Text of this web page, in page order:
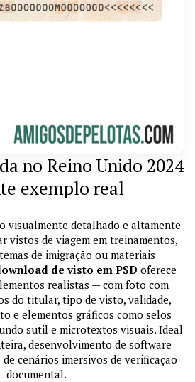
no Reino Unido 2024
exemplo real
visualmente detalhado e altamente
vistos de viagem em treinamentos,
de imigração ou materiais
de visto em PSD oferece
realistas — com foto com
do titular, tipo de visto, validade,
e elementos gráficos como selos
sutil e microtextos visuais. Ideal
desenvolvimento de software
cenários imersivos de verificação
documental.